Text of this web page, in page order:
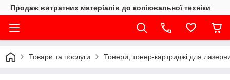
Продаж витратних матеріалів до копіювальної техніки
Товари та послуги Тонери, тонер-картриджі для